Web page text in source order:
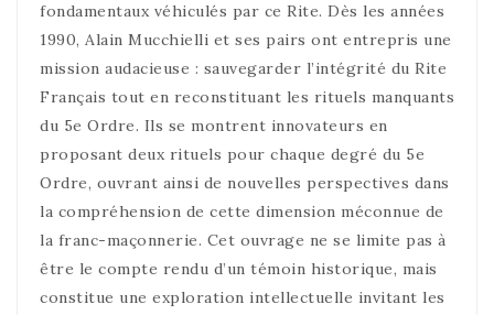
fondamentaux véhiculés par ce Rite. Dès les années
1990, Alain Mucchielli et ses pairs ont entrepris une
mission audacieuse : sauvegarder l’intégrité du Rite
Français tout en reconstituant les rituels manquants
du 5e Ordre. Ils se montrent innovateurs en
proposant deux rituels pour chaque degré du 5e
Ordre, ouvrant ainsi de nouvelles perspectives dans
la compréhension de cette dimension méconnue de
la franc-maçonnerie. Cet ouvrage ne se limite pas à
être le compte rendu d’un témoin historique, mais
constitue une exploration intellectuelle invitant les